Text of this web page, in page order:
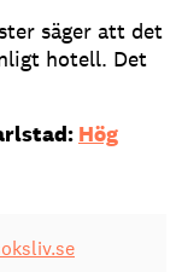
säger att det
hotell. Det
Hög